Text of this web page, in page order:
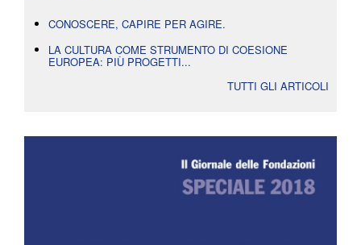
CONOSCERE, CAPIRE PER AGIRE.
LA CULTURA COME STRUMENTO DI COESIONE
EUROPEA: PIÙ PROGETTI...
TUTTI GLI ARTICOLI